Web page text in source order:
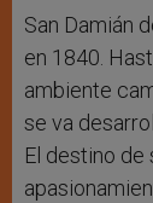
San Damián
en 1840.
ambiente
se va
El destino de